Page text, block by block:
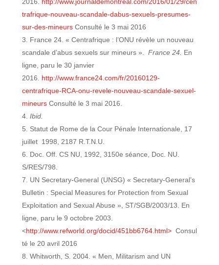
trafrique-nouveau-scandale-dabus-sexuels-presumes-
sur-des-mineursConsulté le 3 mai 2016
France 24. « Centrafrique : l’ONU révèle un nouveau
scandale d’abus sexuels sur mineurs ». France 24. En
ligne, paru le 30 janvier
2016. http://www.france24.com/fr/20160129-
centrafrique-RCA-onu-revele-nouveau-scandale-sexuel-
mineursConsulté le 3 mai 2016.
Ibid.
Statut de Rome de la Cour Pénale Internationale, 17
juillet 1998, 2187 R.T.N.U.
Doc. Off. CS NU, 1992, 3150e séance, Doc. NU.
S/RES/798.
UN Secretary-General (UNSG) « Secretary-General’s
Bulletin : Special Measures for Protection from Sexual
Exploitation and Sexual Abuse », ST/SGB/2003/13. En
ligne, paru le 9 octobre 2003.
<http://www.refworld.org/docid/451bb6764.html>Consul
té le 20 avril 2016
Whitworth, S. 2004. « Men, Militarism and UN